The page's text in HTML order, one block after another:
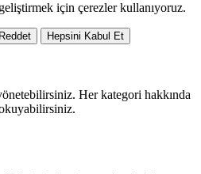
için çerezler kullanıyoruz.
Hepsini Kabul Et
Her kategori hakkında